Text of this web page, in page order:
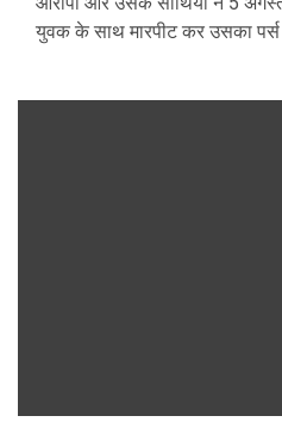
युवक के साथ मारपीट कर उसका